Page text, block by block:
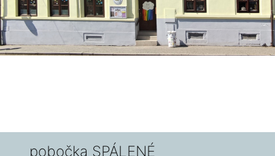
pobočka SPÁLENÉ